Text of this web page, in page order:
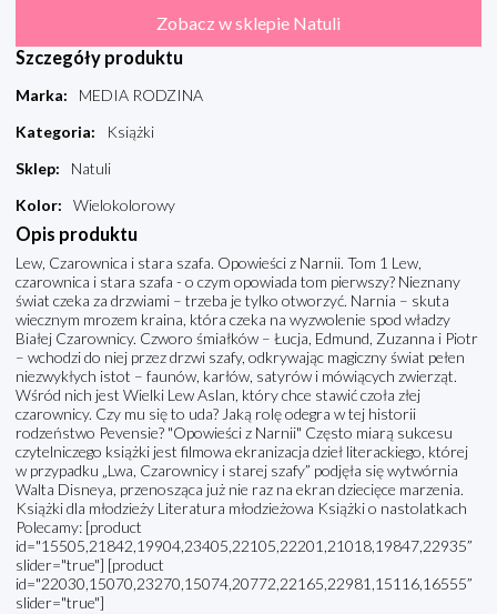
Zobacz w sklepie Natuli
Szczegóły produktu
Marka:
MEDIA RODZINA
Kategoria:
Książki
Sklep:
Natuli
Kolor: Wielokolorowy
Opis produktu
Lew, Czarownica i stara szafa. Opowieści z Narnii. Tom 1 Lew,
czarownica i stara szafa - o czym opowiada tom pierwszy? Nieznany
świat czeka za drzwiami – trzeba je tylko otworzyć. Narnia – skuta
wiecznym mrozem kraina, która czeka na wyzwolenie spod władzy
Białej Czarownicy. Czworo śmiałków – Łucja, Edmund, Zuzanna i Piotr
– wchodzi do niej przez drzwi szafy, odkrywając magiczny świat pełen
niezwykłych istot – faunów, karłów, satyrów i mówiących zwierząt.
Wśród nich jest Wielki Lew Aslan, który chce stawić czoła złej
czarownicy. Czy mu się to uda? Jaką rolę odegra w tej historii
rodzeństwo Pevensie? "Opowieści z Narnii" Często miarą sukcesu
czytelniczego książki jest filmowa ekranizacja dzieł literackiego, której
w przypadku „Lwa, Czarownicy i starej szafy” podjęła się wytwórnia
Walta Disneya, przenosząca już nie raz na ekran dziecięce marzenia.
Książki dla młodzieży Literatura młodzieżowa Książki o nastolatkach
Polecamy: [product
id="15505,21842,19904,23405,22105,22201,21018,19847,22935”
slider="true"] [product
id="22030,15070,23270,15074,20772,22165,22981,15116,16555”
slider="true"]